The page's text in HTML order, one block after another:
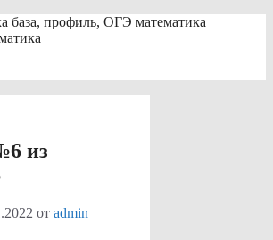
база, профиль, ОГЭ математика
из
от admin